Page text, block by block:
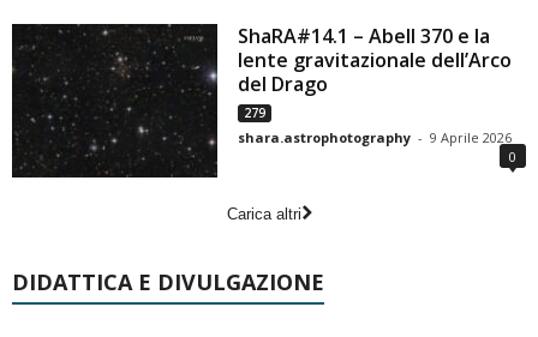
ShaRA#14.1 – Abell 370 e la
lente gravitazionale dell’Arco
del Drago
279
shara.astrophotography - 9 Aprile 2026
0
Carica altri
DIDATTICA E DIVULGAZIONE